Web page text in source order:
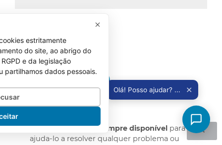
Suporte técnico
Equipa de suportesempre disponível para
ajuda-lo a resolver qualquer problema ou
estritamente
do site, ao abrigo do
e da legislação
partilhamos dados pessoais.
Olá! Posso ajudar? ... ✕